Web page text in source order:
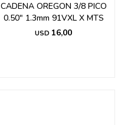
CADENA OREGON 3/8 PICO
0.50" 1.3mm 91VXL X MTS
USD 16,00